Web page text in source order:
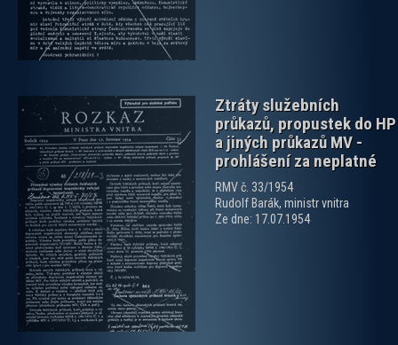
Ztráty služebních
průkazů, propustek do HP
a jiných průkazů MV -
prohlášení za neplatné
RMV č. 33/1954
Rudolf Barák, ministr vnitra
Ze dne: 17.07.1954
zobrazit PDF dokument